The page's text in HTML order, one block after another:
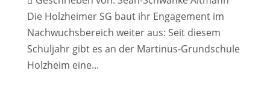
Die Holzheimer SG baut ihr Engagement im
Nachwuchsbereich weiter aus: Seit diesem
Schuljahr gibt es an der Martinus-Grundschule
Holzheim eine...